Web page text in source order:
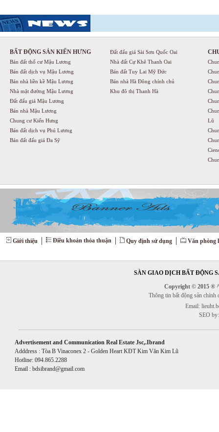
BẤT ĐỘNG SẢN KIẾN HƯNG
Bán đất thổ cư Mậu Lương
Bán đất dịch vụ Mậu Lương
Bán nhà liền kề Mậu Lương
Nhà mặt đường Mậu Lương
Đất đấu giá Mậu Lương
Bán nhà Mậu Lương
Chung cư Kiến Hưng
Bán đất dịch vụ Phú Lương
Bán đất đấu giá Đa Sỹ
Đất đấu giá Sài Sơn Quốc Oai
Nhà đất Cự Khê Thanh Oai
Bán đất Tuy Lai Mỹ Đức
Bán nhà Hà Đông chính chủ
Khu đô thị Thanh Hà
Lũ
Giới thiệu Điều khoản thỏa thuận Quy định sử dụng Văn phòng
SÀN GIAO DỊCH BẤT ĐỘNG
Copyright © 2015 ®
Thông tin bất động sản
Email:
SEO
Advertisement and Communication Real Estate Jsc,.Ibrand
Adddress : Tòa B Vinaconex 2 - Golden Heart KĐT Kim Văn Kim Lũ
Hotline: 094.865.2288
Email : bdsibrand@gmail.com